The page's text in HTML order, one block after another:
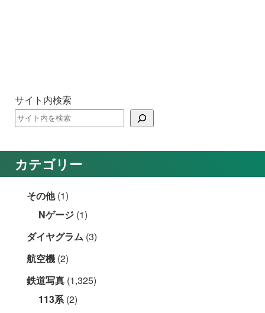
サイト内検索
カテゴリー
その他(1)
Nゲージ (1)
ダイヤグラム (3)
航空機 (2)
鉄道写真 (1,325)
113系(2)